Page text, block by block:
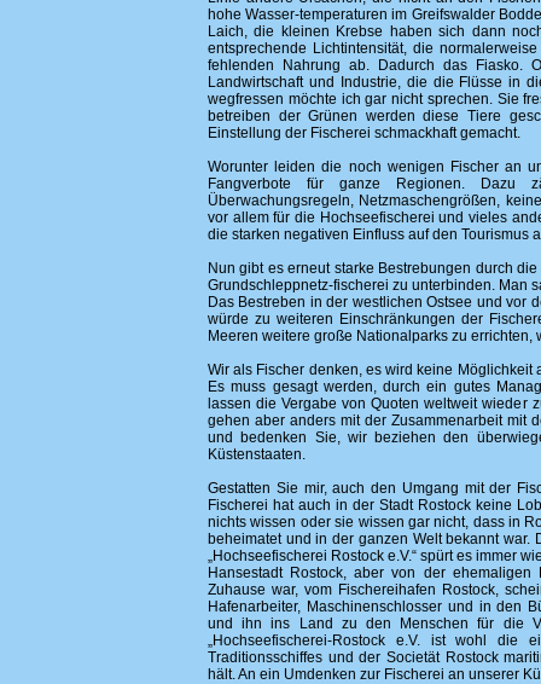
hohe Wasser-temperaturen im Greifswalder
Laich, die kleinen Krebse haben sich dann
entsprechende Lichtintensität, die
fehlenden Nahrung ab. Dadurch das Fiasko.
Landwirtschaft und Industrie, die die Flüsse in
wegfressen möchte ich gar nicht sprechen. Sie
betreiben der Grünen werden diese Tiere
Einstellung der Fischerei schmackhaft gemacht.
Worunter leiden die noch wenigen Fischer an
Fangverbote für ganze Regionen. Dazu
Überwachungsregeln, Netzmaschengrößen,
vor allem für die Hochseefischerei und vieles
die starken negativen Einfluss auf den Tourismus
Nun gibt es erneut starke Bestrebungen durch
Grundschleppnetz-fischerei zu unterbinden. Man
Das Bestreben in der westlichen Ostsee und vor
würde zu weiteren Einschränkungen der
Meeren weitere große Nationalparks zu
Wir als Fischer denken, es wird keine
Es muss gesagt werden, durch ein gutes
lassen die Vergabe von Quoten weltweit wieder
gehen aber anders mit der Zusammenarbeit mit
und bedenken Sie, wir beziehen den
Küstenstaaten.
Gestatten Sie mir, auch den Umgang mit der
Fischerei hat auch in der Stadt Rostock keine
nichts wissen oder sie wissen gar nicht, dass in
beheimatet und in der ganzen Welt bekannt war.
„Hochseefischerei Rostock e.V.“ spürt es immer
Hansestadt Rostock, aber von der
Zuhause war, vom Fischereihafen Rostock,
Hafenarbeiter, Maschinenschlosser und in den
und ihn ins Land zu den Menschen für die
„Hochseefischerei-Rostock e.V. ist wohl die
Traditionsschiffes und der Societät Rostock
hält. An ein Umdenken zur Fischerei an unserer